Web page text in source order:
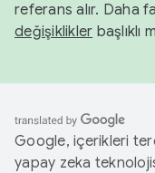
referans alır. Daha
değişiklikler başlıklı
Google, içerikleri
yapay zeka